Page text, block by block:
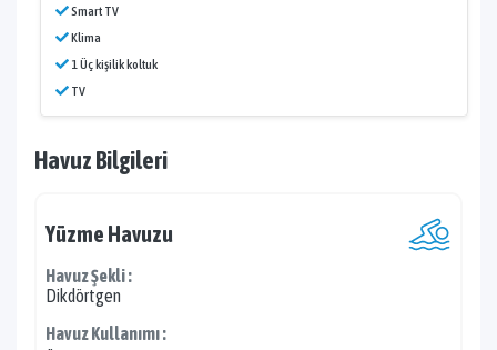
Smart TV
Klima
1 Üç kişilik koltuk
TV
Havuz Bilgileri
Yüzme Havuzu
Havuz Şekli :
Dikdörtgen
Havuz Kullanımı :